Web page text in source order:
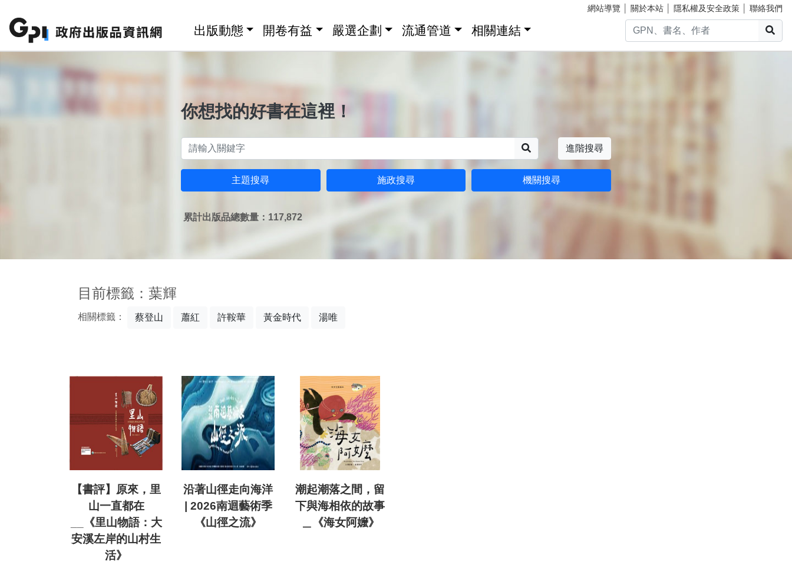
網站導覽 關於本站 隱私權及安全政策 聯絡我們
出版動態 開卷有益 嚴選企劃 流通管道 相關連結
你想找的好書在這裡！
進階搜尋
主題搜尋 施政搜尋 機關搜尋
累計出版品總數量：117,872
目前標籤：葉輝
相關標籤： 蔡登山 蕭紅 許鞍華 黃金時代 湯唯
【書評】原來，里
山一直都在
__《里山物語：大
安溪左岸的山村生
活》
沿著山徑走向海洋
| 2026南迴藝術季
《山徑之流》
潮起潮落之間，留
下與海相依的故事
＿《海女阿嬤》